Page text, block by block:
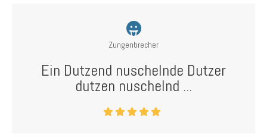
Zungenbrecher
Ein Dutzend nuschelnde Dutzer
dutzen nuschelnd ...